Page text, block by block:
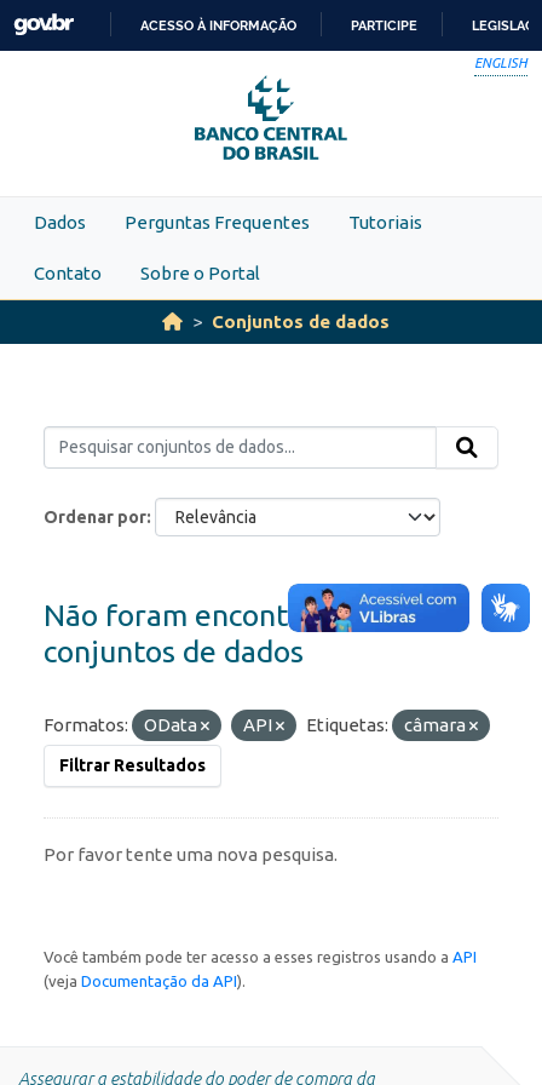
Skip to main content
PARA
O
CONTEÚDO
ACESSO À INFORMAÇÃO PARTICIPE
ENGLISH
Dados Perguntas Frequentes Tutoriais
Contato Sobre o Portal
Conjuntos de dados
Ordenar por
Não foram encontrados
conjuntos de dados
Formatos: OData API Etiquetas: câmara
Filtrar Resultados
Por favor tente uma nova pesquisa.
Você também pode ter acesso a esses registros usando a API
(veja Documentação da API).
Assegurar a estabilidade do poder de compra da